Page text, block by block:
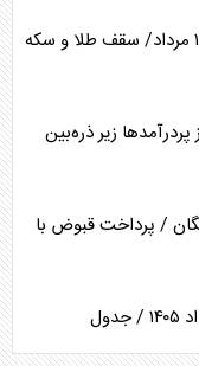
آخرین قیمت طلا و سکه امروز چهارشنبه ۱۴ مرداد/ سقف طلا و سکه
زیر ذره‌بین
/ پرداخت قبوض با